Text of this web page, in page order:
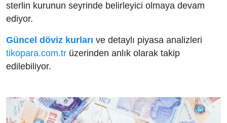
sterlin kurunun seyrinde belirleyici olmaya devam
ediyor.
Güncel döviz kurları ve detaylı piyasa analizleri
tikopara.com.tr üzerinden anlık olarak takip
edilebiliyor.